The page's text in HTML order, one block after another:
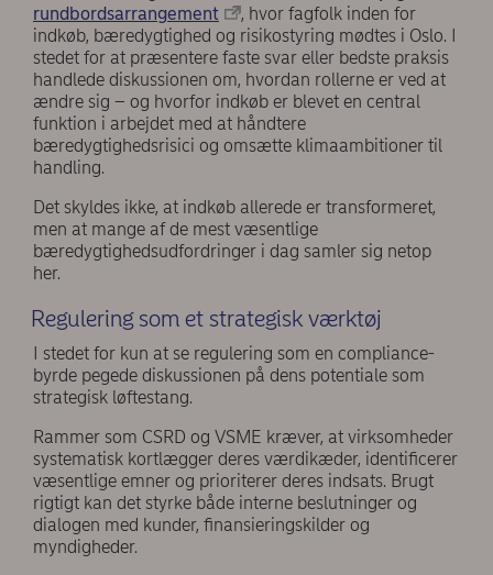
rundbordsarrangement
, hvor fagfolk inden for
indkøb, bæredygtighed og risikostyring mødtes i Oslo. I
stedet for at præsentere faste svar eller bedste praksis
handlede diskussionen om, hvordan rollerne er ved at
ændre sig – og hvorfor indkøb er blevet en central
funktion i arbejdet med at håndtere
bæredygtighedsrisici og omsætte klimaambitioner til
handling.
Det skyldes ikke, at indkøb allerede er transformeret,
men at mange af de mest væsentlige
bæredygtighedsudfordringer i dag samler sig netop
her.
Regulering som et strategisk værktøj
I stedet for kun at se regulering som en compliance-
byrde pegede diskussionen på dens potentiale som
strategisk løftestang.
Rammer som CSRD og VSME kræver, at virksomheder
systematisk kortlægger deres værdikæder, identificerer
væsentlige emner og prioriterer deres indsats. Brugt
rigtigt kan det styrke både interne beslutninger og
dialogen med kunder, finansieringskilder og
myndigheder.